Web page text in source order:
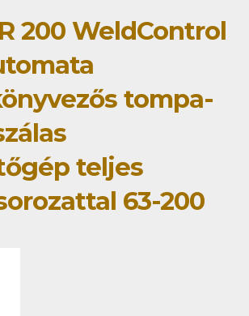
200 WeldControl
tompa-
teljes
63-200